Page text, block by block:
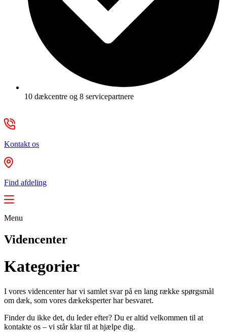
10 dækcentre og 8 servicepartnere
Kontakt os
Find afdeling
Menu
Videncenter
Kategorier
I vores videncenter har vi samlet svar på en lang række spørgsmål
om dæk, som vores dækeksperter har besvaret.
Finder du ikke det, du leder efter? Du er altid velkommen til at
kontakte os – vi står klar til at hjælpe dig.